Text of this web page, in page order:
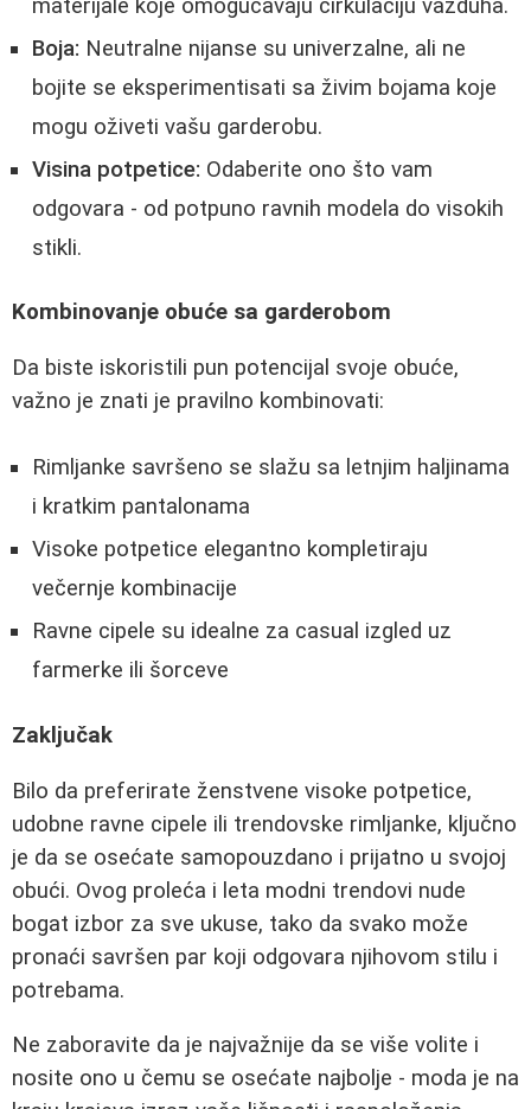
materijale koje omogućavaju cirkulaciju vazduha.
Boja: Neutralne nijanse su univerzalne, ali ne
bojite se eksperimentisati sa živim bojama koje
mogu oživeti vašu garderobu.
Visina potpetice: Odaberite ono što vam
odgovara - od potpuno ravnih modela do visokih
stikli.
Kombinovanje obuće sa garderobom
Da biste iskoristili pun potencijal svoje obuće,
važno je znati je pravilno kombinovati:
Rimljanke savršeno se slažu sa letnjim haljinama
i kratkim pantalonama
Visoke potpetice elegantno kompletiraju
večernje kombinacije
Ravne cipele su idealne za casual izgled uz
farmerke ili šorceve
Zaključak
Bilo da preferirate ženstvene visoke potpetice,
udobne ravne cipele ili trendovske rimljanke, ključno
je da se osećate samopouzdano i prijatno u svojoj
obući. Ovog proleća i leta modni trendovi nude
bogat izbor za sve ukuse, tako da svako može
pronaći savršen par koji odgovara njihovom stilu i
potrebama.
Ne zaboravite da je najvažnije da se više volite i
nosite ono u čemu se osećate najbolje - moda je na